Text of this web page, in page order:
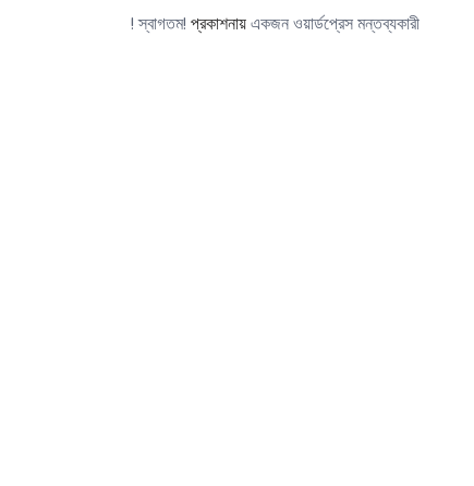
! স্বাগতম! প্রকাশনায়একজন ওয়ার্ডপ্রেস মন্তব্যকারী